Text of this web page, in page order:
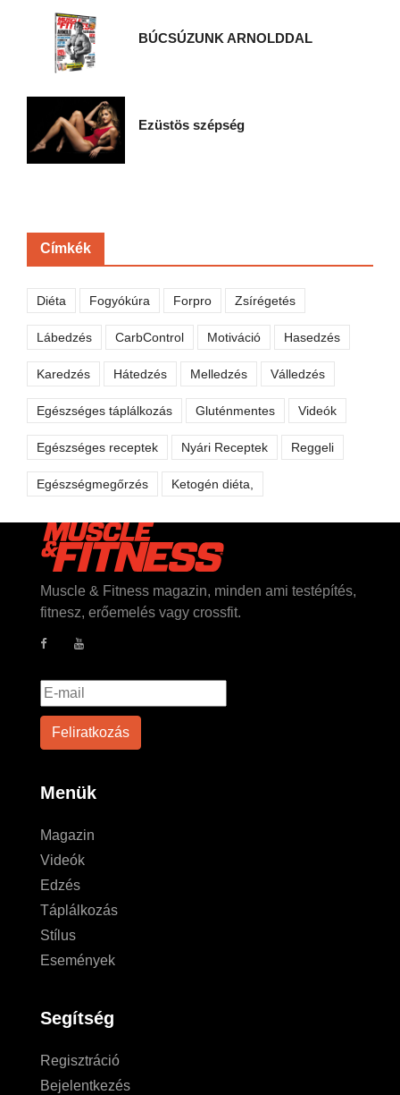
BÚCSÚZUNK ARNOLDDAL
Ezüstös szépség
Címkék
Diéta Fogyókúra Forpro Zsírégetés
Lábedzés CarbControl Motiváció Hasedzés
Karedzés Hátedzés Melledzés Válledzés
Egészséges táplálkozás Gluténmentes Videók
Egészséges receptek Nyári Receptek Reggeli
Egészségmegőrzés Ketogén diéta,
Muscle & Fitness magazin, minden ami testépítés,
fitnesz, erőemelés vagy crossfit.
Menük
Magazin
Videók
Edzés
Táplálkozás
Stílus
Események
Segítség
Regisztráció
Bejelentkezés